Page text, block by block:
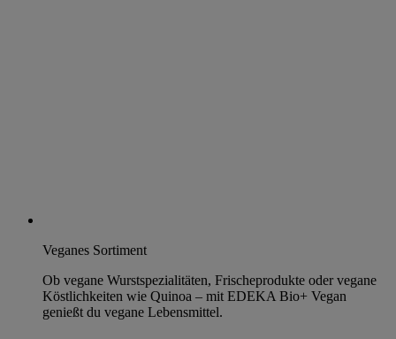
Veganes Sortiment
Ob vegane Wurstspezialitäten, Frischeprodukte oder vegane
Köstlichkeiten wie Quinoa – mit EDEKA Bio+ Vegan
genießt du vegane Lebensmittel.